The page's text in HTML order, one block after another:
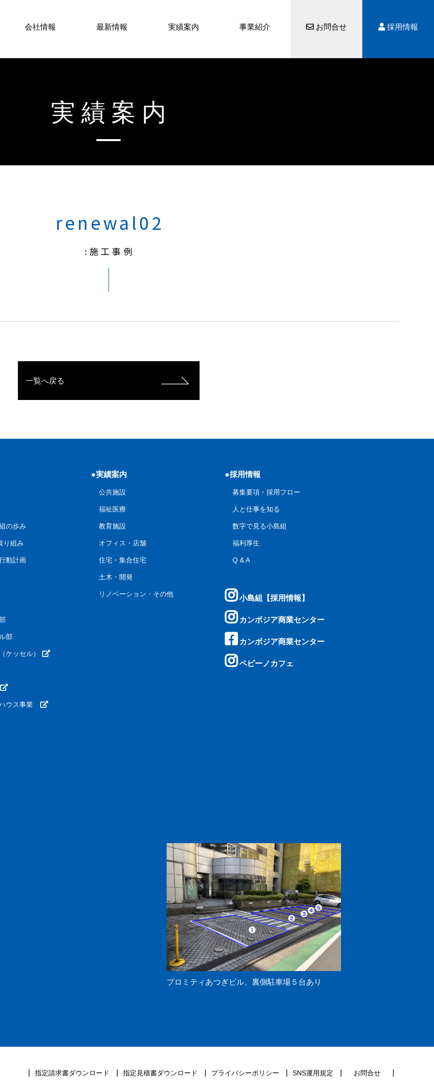
会社情報 最新情報 実績案内 事業紹介 お問合せ 採用情報
実績案内
renewal02
:施工事例
一覧へ戻る
の歩み
り組み
動計画
部
ケッセル）
ウス事業
●実績案内
公共施設
福祉医療
教育施設
オフィス・店舗
住宅・集合住宅
土木・開発
リノベーション・その他
●採用情報
募集要項・採用フロー
人と仕事を知る
数字で見る小島組
福利厚生
Q & A
小島組【採用情報】
カンボジア商業センター
カンボジア商業センター
ペピーノカフェ
プロミティあつぎビル、裏側駐車場５台あり
指定請求書ダウンロード 指定見積書ダウンロード プライバシーポリシー SNS運用規定 お問合せ